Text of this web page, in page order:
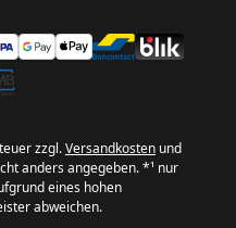
zzgl.Versandkosten und
anders angegeben. *¹ nur
eines hohen
abweichen.